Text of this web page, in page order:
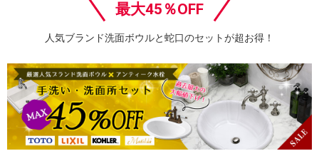
最大45％OFF
人気ブランド洗面ボウルと蛇口のセットが超お得！